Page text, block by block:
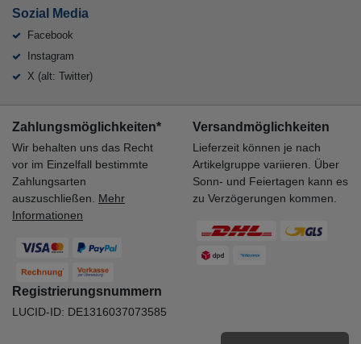
Sozial Media
Facebook
Instagram
X (alt: Twitter)
Zahlungsmöglichkeiten*
Wir behalten uns das Recht
vor im Einzelfall bestimmte
Zahlungsarten
auszuschließen. Mehr
Informationen
Versandmöglichkeiten
Lieferzeit können je nach
Artikelgruppe variieren. Über
Sonn- und Feiertagen kann es
zu Verzögerungen kommen.
Registrierungsnummern
LUCID-ID: DE1316037073585